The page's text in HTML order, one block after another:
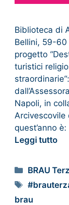
Biblioteca di
Bellini, 59-60
progetto
turistici
Napoli, in
quest’anno
Leggi tutto
BRAU
brau